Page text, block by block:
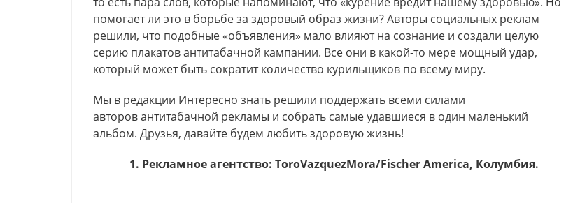
помогает ли это в борьбе за здоровый образ жизни? Авторы социальных реклам
решили, что подобные «объявления» мало влияют на сознание и создали целую
серию плакатов антитабачной кампании. Все они в какой-то мере мощный удар,
который может быть сократит количество курильщиков по всему миру.
Мы в редакции Интересно знать решили поддержать всеми силами
авторов антитабачной рекламы и собрать самые удавшиеся в один маленький
альбом. Друзья, давайте будем любить здоровую жизнь!
1. Рекламное агентство: ToroVazquezMora/Fischer America, Колумбия.